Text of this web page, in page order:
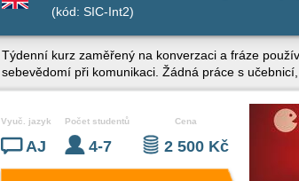
(kód: SIC-Int2)
Týdenní kurz zaměřený na konverzaci a fráze
sebevědomí při komunikaci. Žádná práce s
Vyuč. jazyk
AJ
Počet studentů
4-7
Cena
2 500 Kč